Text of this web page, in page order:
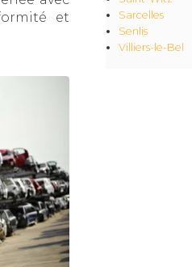
et
Sarcelles
Senlis
Villiers-le-Bel